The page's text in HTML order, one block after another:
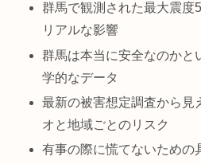
群馬で観測された最大震度
リアルな影響
群馬は本当に安全なのかと
学的なデータ
最新の被害想定調査から見
オと地域ごとのリスク
有事の際に慌てないための